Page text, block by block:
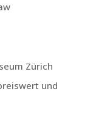
Zürich
und